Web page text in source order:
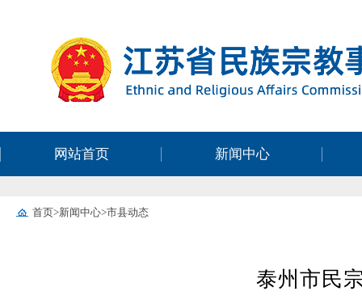
网站首页 新闻中心
首页>新闻中心>市县动态
泰州市民